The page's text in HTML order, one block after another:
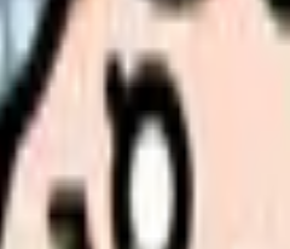
場を見つけるための重要なス
準備から当日の対応まで、実践